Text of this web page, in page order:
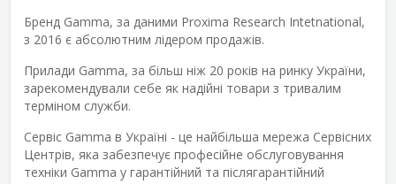
Бренд Gamma, за даними Proxima Research Intetnational,
з 2016 є абсолютним лідером продажів.
Прилади Gamma, за більш ніж 20 років на ринку України,
зарекомендували себе як надійні товари з тривалим
терміном служби.
Сервіс Gamma в Україні - це найбільша мережа Сервісних
Центрів, яка забезпечує професійне обслуговування
техніки Gamma у гарантійний та післягарантійний